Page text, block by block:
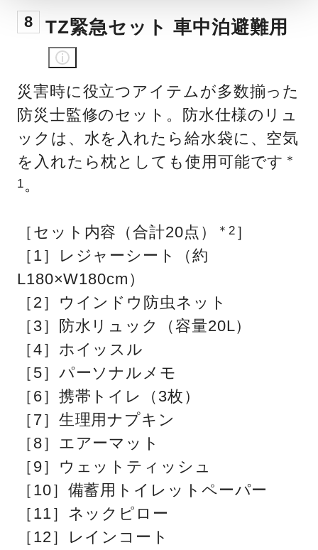
8 TZ緊急セット 車中泊避難用
災害時に役立つアイテムが多数揃った
防災士監修のセット。防水仕様のリュ
ックは、水を入れたら給水袋に、空気
を入れたら枕としても使用可能です ＊
1。
［セット内容（合計20点） ＊2 ］
［1］レジャーシート（約
L180×W180cm）
［2］ウインドウ防虫ネット
［3］防水リュック（容量20L）
［4］ホイッスル
［5］パーソナルメモ
［6］携帯トイレ（3枚）
［7］生理用ナプキン
［8］エアーマット
［9］ウェットティッシュ
［10］備蓄用トイレットペーパー
［11］ネックピロー
［12］レインコート